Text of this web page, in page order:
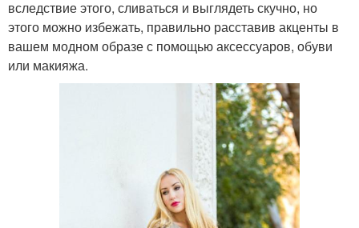
вследствие этого, сливаться и выглядеть скучно, но
этого можно избежать, правильно расставив акценты в
вашем модном образе с помощью аксессуаров, обуви
или макияжа.